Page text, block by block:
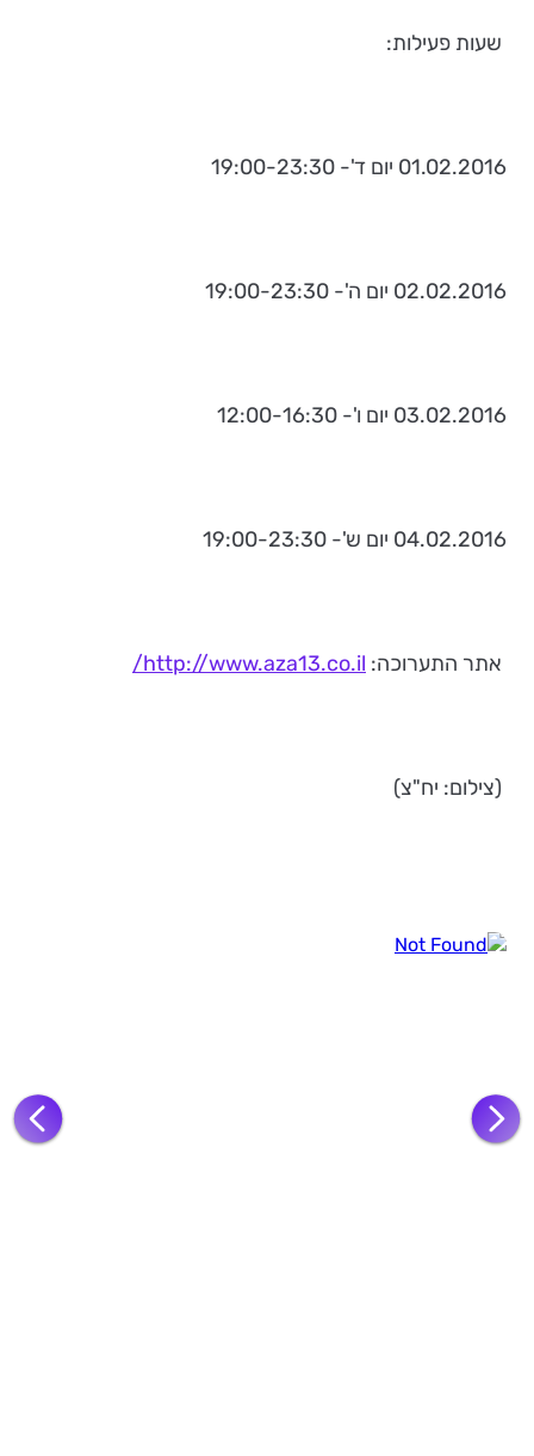
שעות פעילות:
01.02.2016 יום ד'- 19:00-23:30
02.02.2016 יום ה'- 19:00-23:30
03.02.2016 יום ו'- 12:00-16:30
04.02.2016 יום ש'- 19:00-23:30
אתר התערוכה: http://www.aza13.co.il/
(צילום: יח"צ)